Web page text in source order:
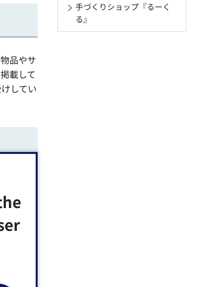
品やサ
載して
してい
きま
で開き
ンドウ
手づくりショップ『るーく
る』